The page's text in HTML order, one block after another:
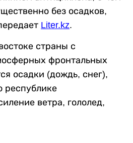
без осадков,
Liter.kz.
страны с
фронтальных
осадки (дождь, снег),
республике
ветра, гололед,